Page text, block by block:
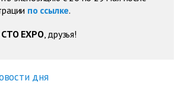
по ссылке.
СТО EXPO, друзья!
дня